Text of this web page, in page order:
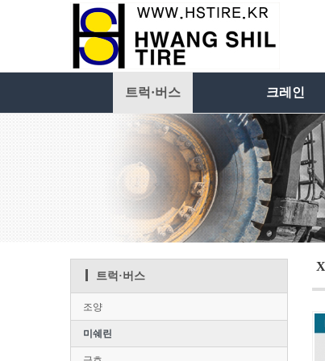
트럭·버스 크레인
트럭·버스
조양
미쉐린